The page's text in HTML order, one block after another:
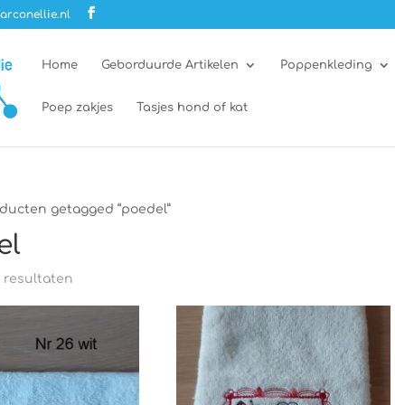
Home Geborduurde Artikelen Poppenkleding
Poep zakjes Tasjes hond of kat
getagged “poedel”
resultaten